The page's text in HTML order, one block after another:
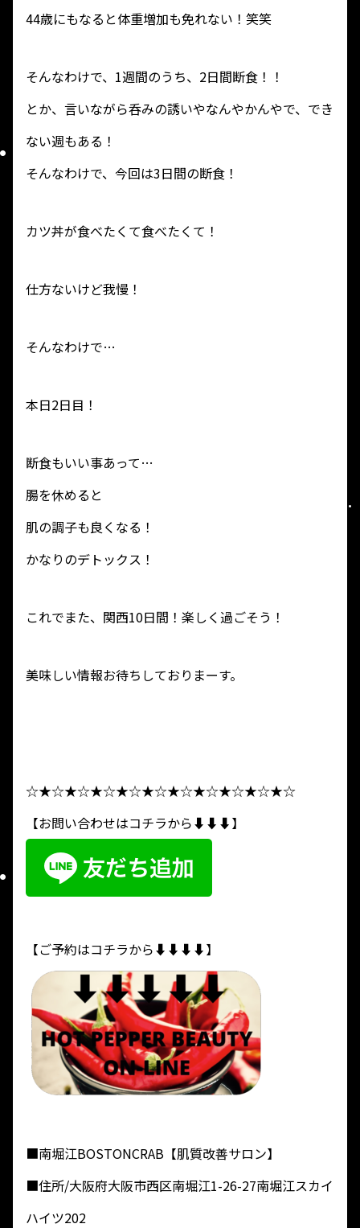
44歳にもなると体重増加も免れない！笑笑
そんなわけで、1週間のうち、2日間断食！！
とか、言いながら呑みの誘いやなんやかんやで、でき
ない週もある！
そんなわけで、今回は3日間の断食！
カツ丼が食べたくて食べたくて！
仕方ないけど我慢！
そんなわけで…
本日2日目！
断食もいい事あって…
腸を休めると
肌の調子も良くなる！
かなりのデトックス！
これでまた、関西10日間！楽しく過ごそう！
美味しい情報お待ちしておりまーす。
☆★☆★☆★☆★☆★☆★☆★☆★☆★☆★☆
【お問い合わせはコチラから⬇︎⬇︎⬇︎】
【ご予約はコチラから⬇︎⬇︎⬇︎⬇︎】
■南堀江BOSTONCRAB【肌質改善サロン】
■住所/大阪府大阪市西区南堀江1-26-27南堀江スカイ
ハイツ202